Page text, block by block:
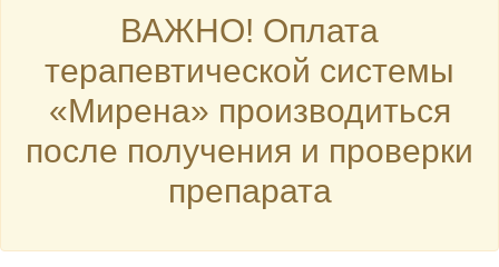
ВАЖНО! Оплата
терапевтической системы
«Мирена» производиться
после получения и проверки
препарата